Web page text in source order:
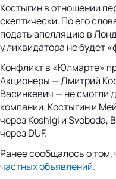
Костыгин в отношении
скептически. По его
подать апелляцию в
у ликвидатора не будет
Конфликт в «Юлмарте»
Акционеры — Дмитрий
Васинкевич — не смогли
компании. Костыгин и
через Koshigi и Svoboda,
через DUF.
Ранее сообщалось о
частных объявлений.